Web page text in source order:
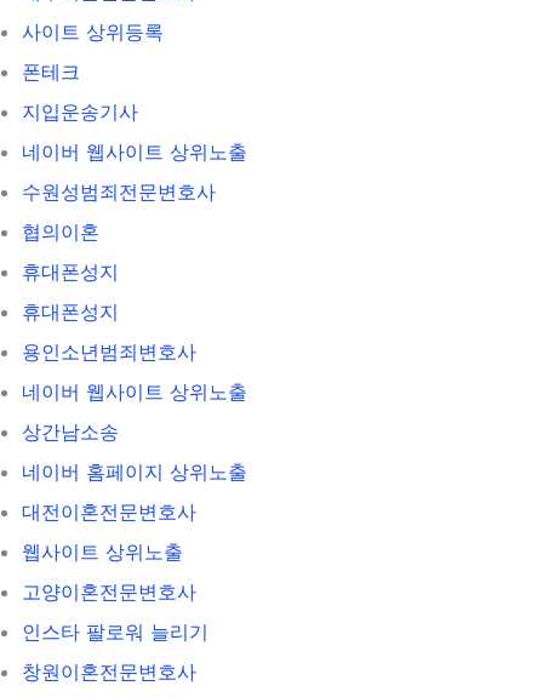
사이트 상위등록
폰테크
지입운송기사
네이버 웹사이트 상위노출
수원성범죄전문변호사
협의이혼
휴대폰성지
휴대폰성지
용인소년범죄변호사
네이버 웹사이트 상위노출
상간남소송
네이버 홈페이지 상위노출
대전이혼전문변호사
웹사이트 상위노출
고양이혼전문변호사
인스타 팔로워 늘리기
창원이혼전문변호사